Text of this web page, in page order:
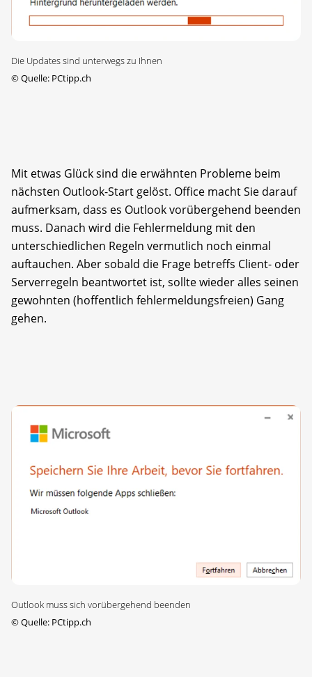
Die Updates sind unterwegs zu Ihnen
©Quelle: PCtipp.ch
Mit etwas Glück sind die erwähnten Probleme beim
nächsten Outlook-Start gelöst. Office macht Sie darauf
aufmerksam, dass es Outlook vorübergehend beenden
muss. Danach wird die Fehlermeldung mit den
unterschiedlichen Regeln vermutlich noch einmal
auftauchen. Aber sobald die Frage betreffs Client- oder
Serverregeln beantwortet ist, sollte wieder alles seinen
gewohnten (hoffentlich fehlermeldungsfreien) Gang
gehen.
Outlook muss sich vorübergehend beenden
©Quelle: PCtipp.ch